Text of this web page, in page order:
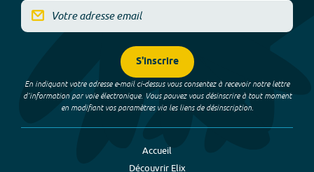
S'inscrire
En indiquant votre adresse e-mail ci-dessus vous consentez à recevoir notre lettre
d’information par voie électronique. Vous pouvez vous désinscrire à tout moment
en modifiant vos paramètres via les liens de désinscription.
Accueil
Découvrir Elix